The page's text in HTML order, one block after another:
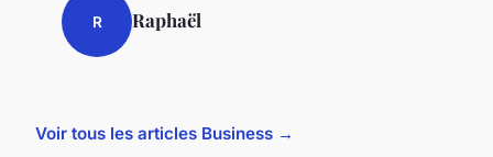
R Raphaël
Voir tous les articles Business →